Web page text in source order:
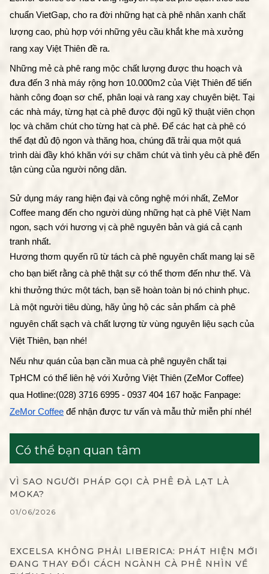
chuẩn VietGap, cho ra đời những hạt cà phê nhân xanh chất
lượng cao, phù hợp với những yêu cầu khắt khe mà xưởng
rang xay Việt Thiên đề ra.
Những mẻ cà phê rang mộc chất lượng được thu hoạch và
đưa đến 3 nhà máy rộng hơn 10.000m2 của Việt Thiên để tiến
hành công đoạn sơ chế, phân loại và rang xay chuyên biệt. Tại
các nhà máy, từng hạt cà phê được đội ngũ kỹ thuật viên chọn
lọc và chăm chút cho từng hạt cà phê. Để các hạt cà phê có
thể đạt đủ độ ngon và thăng hoa, chúng đã trải qua một quá
trình dài đầy khó khăn với sự chăm chút và tình yêu cà phê đến
tận cùng của người nông dân.
Sử dụng máy rang hiện đại và công nghệ mới nhất, ZeMor
Coffee mang đến cho người dùng những hạt cà phê Việt Nam
ngon, sạch với hương vị cà phê nguyên bản và giá cả cạnh
tranh nhất.
Hương thơm quyến rũ từ tách cà phê nguyên chất mang lại sẽ
cho bạn biết rằng cà phê thật sự có thể thơm đến như thế. Và
khi thưởng thức một tách, bạn sẽ hoàn toàn bị nó chinh phục.
Là một người tiêu dùng, hãy ủng hộ các sản phẩm cà phê
nguyên chất sạch và chất lượng từ vùng nguyên liệu sạch của
Việt Thiên, bạn nhé!
Nếu như quán của bạn cần mua cà phê nguyên chất tại
TpHCM có thể liên hệ với Xưởng Việt Thiên (ZeMor Coffee)
ZeMor Coffee để nhận được tư vấn và mẫu thử miễn phí nhé!
Có thể bạn quan tâm
VÌ SAO NGƯỜI PHÁP GỌI CÀ PHÊ ĐÀ LẠT LÀ
MOKA?
01/06/2026
EXCELSA KHÔNG PHẢI LIBERICA: PHÁT HIỆN MỚI
ĐANG THAY ĐỔI CÁCH NGÀNH CÀ PHÊ NHÌN VỀ